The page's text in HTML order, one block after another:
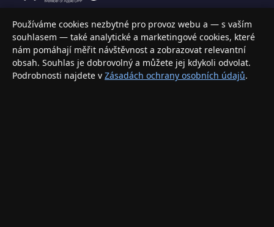
Váš specializovaný obchod s Apple produkty, příslušenstvím a
elektronikou. Nakupujte bezpečně a s jistotou.
INFORMACE
Doprava a doručení
Používáme cookies nezbytné pro provoz webu a — s vaším
souhlasem — také analytické a marketingové cookies, které
nám pomáhají měřit návštěvnost a zobrazovat relevantní
obsah. Souhlas je dobrovolný a můžete jej kdykoli odvolat.
Podrobnosti najdete v Zásadách ochrany osobních údajů.